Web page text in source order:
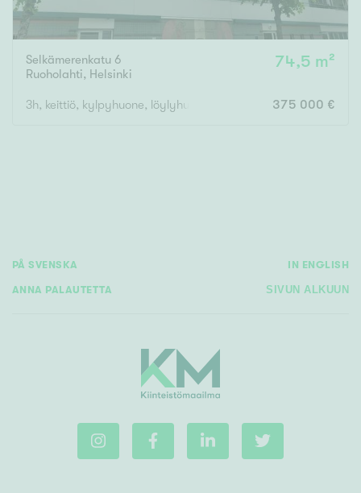
Selkämerenkatu 6
Ruoholahti, Helsinki
74,5 m²
3h, keittiö, kylpyhuone, löylyhuone, lasitettu parveke375 000 €
PÅ SVENSKA IN ENGLISH
ANNA PALAUTETTA SIVUN ALKUUN